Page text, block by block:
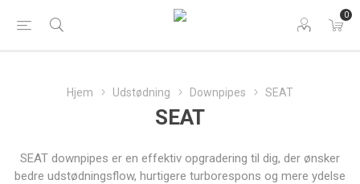
0
Hjem Udstødning Downpipes SEAT
SEAT
SEAT downpipes er en effektiv opgradering til dig, der ønsker
bedre udstødningsflow, hurtigere turborespons og mere ydelse